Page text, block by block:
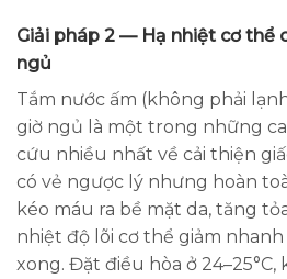
Giải pháp 2 — Hạ nhiệt cơ thể
ngủ
Tắm nước ấm (không phải
giờ ngủ là một trong những
cứu nhiều nhất về cải thiện
có vẻ ngược lý nhưng hoàn
kéo máu ra bề mặt da, tăng
nhiệt độ lõi cơ thể giảm
xong. Đặt điều hòa ở 24–25°C,